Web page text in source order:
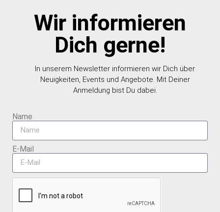
Wir informieren
Dich gerne!
In unserem Newsletter informieren wir Dich über
Neuigkeiten, Events und Angebote. Mit Deiner
Anmeldung bist Du dabei.
Name
E-Mail